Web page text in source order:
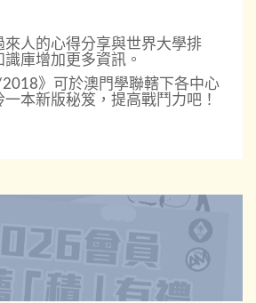
來人的心得分享與世界大學排
庫增加更多資訊。
2018》可於澳門學聯轄下各中心
本新版秘笈，提高戰鬥力吧！